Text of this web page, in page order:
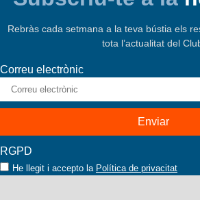
Rebràs cada setmana a la teva bústia els
tota l’actualitat del
Correu electrònic
RGPD
He llegit i accepto la Política de privacitat